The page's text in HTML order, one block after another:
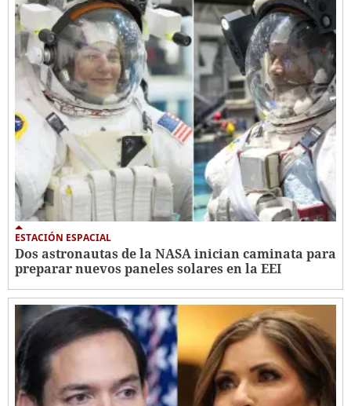
ESTACIÓN ESPACIAL
Dos astronautas de la NASA inician caminata para
preparar nuevos paneles solares en la EEI